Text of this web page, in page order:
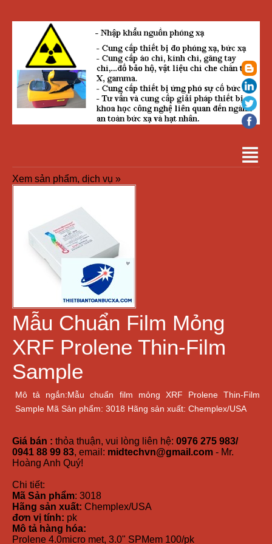
Xem sản phẩm, dịch vụ »
Mẫu Chuẩn Film Mỏng
XRF Prolene Thin-Film
Sample
Mô tả ngắn:Mẫu chuẩn film mỏng XRF Prolene Thin-Film
Sample Mã Sản phẩm: 3018 Hãng sản xuất: Chemplex/USA
Giá bán : thỏa thuận, vui lòng liên hệ: 0976 275 983/
0941 88 99 83, email: midtechvn@gmail.com - Mr.
Hoàng Anh Quý!
Chi tiết:
Mã Sản phẩm: 3018
Hãng sản xuất: Chemplex/USA
đơn vị tính: pk
Mô tả hàng hóa:
Prolene 4.0micro met, 3.0" SPMem 100/pk